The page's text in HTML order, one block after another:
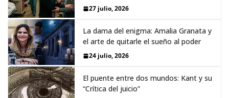
27 julio, 2026
La dama del enigma: Amalia Granata y
el arte de quitarle el sueño al poder
24 julio, 2026
El puente entre dos mundos: Kant y su
“Crítica del juicio”